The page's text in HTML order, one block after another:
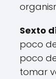
Sexto
poco
poco
tomar